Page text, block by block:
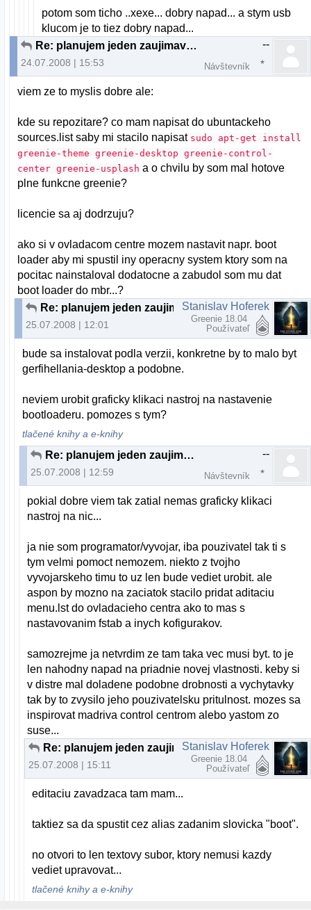
potom som ticho ..xexe... dobry napad... a stym usb
klucom je to tiez dobry napad...
Re: planujem jeden zaujimavy projekt...
24.07.2008 | 15:53
--
Návštevník
viem ze to myslis dobre ale:
kde su repozitare? co mam napisat do ubuntackeho
sources.list saby mi stacilo napisat sudo apt-get install
greenie-theme greenie-desktop greenie-control-
center greenie-usplash a o chvilu by som mal hotove
plne funkcne greenie?
licencie sa aj dodrzuju?
ako si v ovladacom centre mozem nastavit napr. boot
loader aby mi spustil iny operacny system ktory som na
pocitac nainstaloval dodatocne a zabudol som mu dat
boot loader do mbr...?
Re: planujem jeden zaujimavy projekt...
25.07.2008 | 12:01
Stanislav Hoferek
Greenie 18.04
Používateľ
bude sa instalovat podla verzii, konkretne by to malo byt
gerfihellania-desktop a podobne.
neviem urobit graficky klikaci nastroj na nastavenie
bootloaderu. pomozes s tym?
tlačené knihy a e-knihy
Re: planujem jeden zaujimavy projekt...
25.07.2008 | 12:59
--
Návštevník
pokial dobre viem tak zatial nemas graficky klikaci
nastroj na nic...
ja nie som programator/vyvojar, iba pouzivatel tak ti s
tym velmi pomoct nemozem. niekto z tvojho
vyvojarskeho timu to uz len bude vediet urobit. ale
aspon by mozno na zaciatok stacilo pridat aditaciu
menu.lst do ovladacieho centra ako to mas s
nastavovanim fstab a inych kofigurakov.
samozrejme ja netvrdim ze tam taka vec musi byt. to je
len nahodny napad na priadnie novej vlastnosti. keby si
v distre mal doladene podobne drobnosti a vychytavky
tak by to zvysilo jeho pouzivatelsku pritulnost. mozes sa
inspirovat madriva control centrom alebo yastom zo
suse...
Re: planujem jeden zaujimavy projekt...
25.07.2008 | 15:11
Stanislav Hoferek
Greenie 18.04
Používateľ
editaciu zavadzaca tam mam...
taktiez sa da spustit cez alias zadanim slovicka "boot".
no otvori to len textovy subor, ktory nemusi kazdy
vediet upravovat...
tlačené knihy a e-knihy